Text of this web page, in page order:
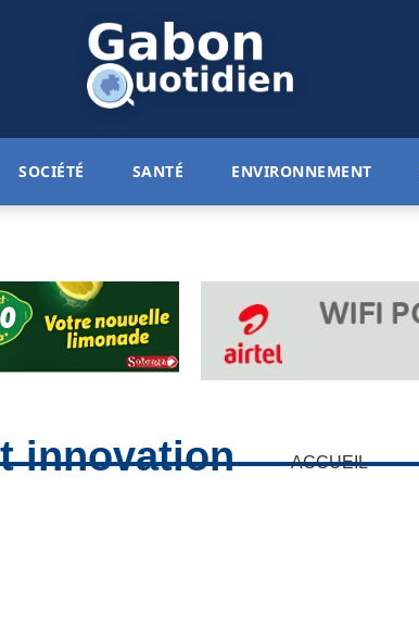
SOCIÉTÉ SANTÉ ENVIRONNEMENT
ACCUEIL
innovation